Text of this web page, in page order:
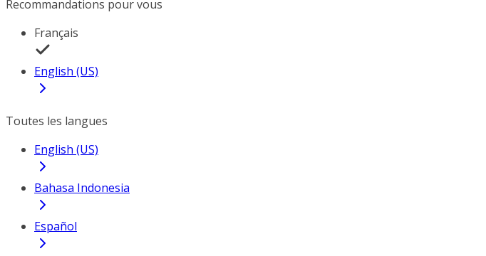
Recommandations pour vous
Français
English (US)
Toutes les langues
English (US)
Bahasa Indonesia
Español